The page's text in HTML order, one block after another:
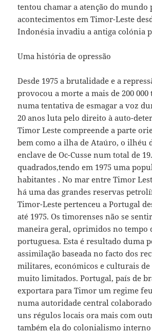
tentou chamar a atenção do mundo
acontecimentos em Timor-Leste
Indonésia invadiu a antiga colónia
Uma história de opressão
Desde 1975 a brutalidade e a
provocou a morte a mais de 200 000
numa tentativa de esmagar a voz
20 anos luta pelo direito à auto-
Timor Leste compreende a parte
bem como a ilha de Ataúro, o ilhéu
enclave de Oc-Cusse num total de
quadrados,tendo em 1975 uma
habitantes . No mar entre Timor
há uma das grandes reservas
Timor-Leste pertenceu a Portugal
até 1975. Os timorenses não se
maneira geral, oprimidos no tempo
portuguesa. Esta é resultado duma
assimilação baseada no facto dos
militares, económicos e culturais de
muito limitados. Portugal, país de
exportara para Timor um regime
numa autoridade central
uns régulos locais ora mais com
também ela do colonialismo